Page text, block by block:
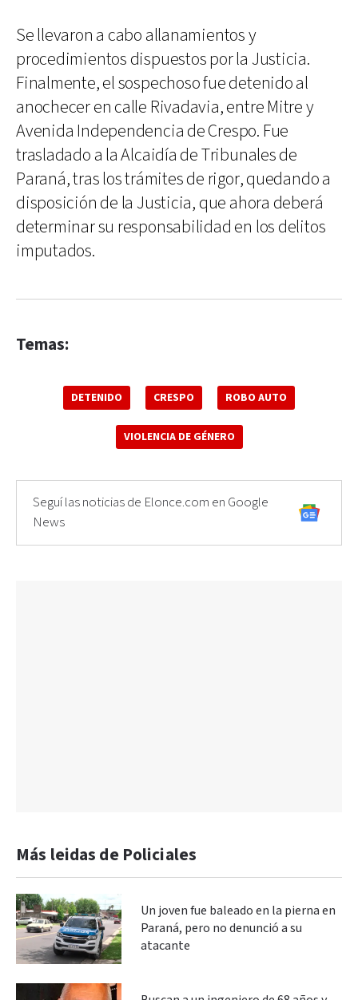
Se llevaron a cabo allanamientos y
procedimientos dispuestos por la Justicia.
Finalmente, el sospechoso fue detenido al
anochecer en calle Rivadavia, entre Mitre y
Avenida Independencia de Crespo. Fue
trasladado a la Alcaidía de Tribunales de
Paraná, tras los trámites de rigor, quedando a
disposición de la Justicia, que ahora deberá
determinar su responsabilidad en los delitos
imputados.
Temas:
DETENIDO CRESPO ROBO AUTO
VIOLENCIA DE GÉNERO
Seguí las noticias de Elonce.com en Google
News
Más leidas de Policiales
Un joven fue baleado en la pierna en
Paraná, pero no denunció a su
atacante